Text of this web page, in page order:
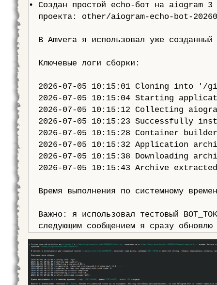
• Создан простой echo-бот на aiogram
проекта: other/aiogram-echo-bot-
В Amvera я использовал уже
  Ключевые логи сборки:
2026-07-05 10:15:01 Cloning into '/
2026-07-05 10:15:04 Starting
2026-07-05 10:15:12 Collecting
2026-07-05 10:15:23 Successfully
2026-07-05 10:15:28 Container
2026-07-05 10:15:32 Application
2026-07-05 10:15:38 Downloading
2026-07-05 10:15:43 Archive
Время выполнения по системному
Важно: я использовал тестовый